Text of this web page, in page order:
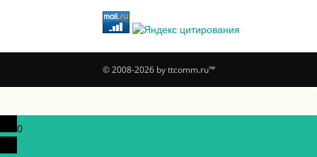
© 2008-2026 by ttcomm.ru™
0